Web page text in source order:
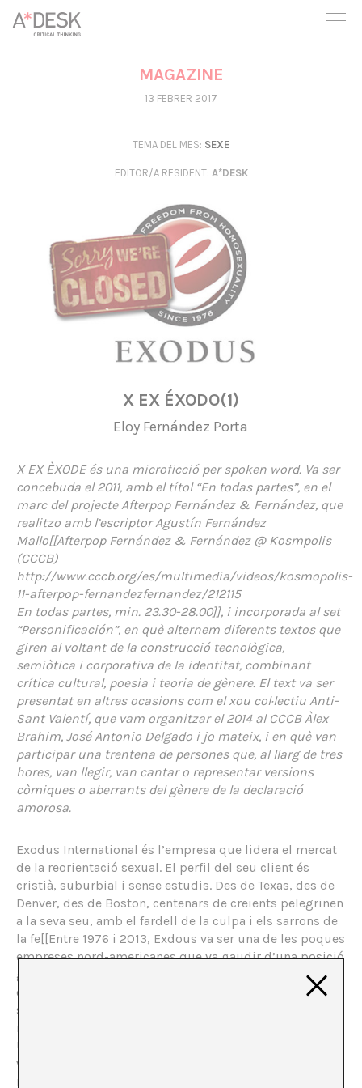
seguim necessitant-te per a poder seguir endavant. Ara pots
participar del projecte i recolzar-lo.
MAGAZINE
13 FEBRER 2017
TEMA DEL MES: SEXE
EDITOR/A RESIDENT: A*DESK
X EX ÉXODO(1)
Eloy Fernández Porta
X EX ÈXODE és una microficció per spoken word. Va ser
concebuda el 2011, amb el títol “En todas partes”, en el
marc del projecte Afterpop Fernández & Fernández, que
realitzo amb l’escriptor Agustín Fernández
Mallo[[Afterpop Fernández & Fernández @ Kosmpolis
(CCCB)
http://www.cccb.org/es/multimedia/videos/kosmopolis-
11-afterpop-fernandezfernandez/212115
En todas partes, min. 23.30-28.00]], i incorporada al set
“Personificación”, en què alternem diferents textos que
giren al voltant de la construcció tecnològica,
semiòtica i corporativa de la identitat, combinant
crítica cultural, poesia i teoria de gènere. El text va ser
presentat en altres ocasions com el xou col·lectiu Anti-
Sant Valentí, que vam organitzar el 2014 al CCCB Àlex
Brahim, José Antonio Delgado i jo mateix, i en què van
participar una trentena de persones que, al llarg de tres
hores, van llegir, van cantar o representar versions
còmiques o aberrants del gènere de la declaració
amorosa.
Exodus International és l’empresa que lidera el mercat
de la reorientació sexual. El perfil del seu client és
cristià, suburbial i sense estudis. Des de Texas, des de
Denver, des de Boston, centenars de creients pelegrinen
a la seva seu, amb el fardell de la culpa i els sarrons de
la fe[[Entre 1976 i 2013, Exdous va ser una de les poques
empreses nord-americanes que va gaudir d’una posició
gairebé monopolística, que li permetia interpel·lar, des
de la seva seu a Orlando (Florida), a la major part dels
seus consumidors potencials. Les severes lleis anti-
monopoli que regeixen l’economia mercantil als Estats
Units mai es van aplicar al seu cas. Encara que era ben
visible i generava grans beneficis, el mercat de la
reassignació sexual, entès com un segment del Mercat